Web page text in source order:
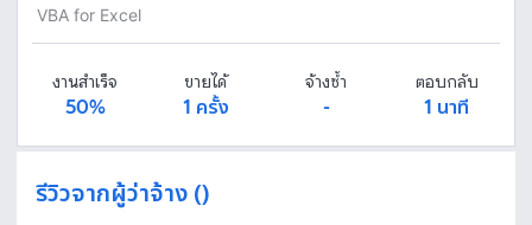
VBA for Excel
งานสำเร็จ
50%
ขายได้
1 ครั้ง
จ้างซ้ำ
-
ตอบกลับ
1 นาที
รีวิวจากผู้ว่าจ้าง ()